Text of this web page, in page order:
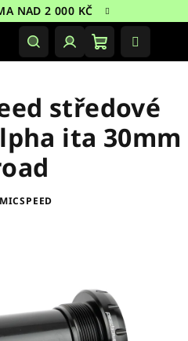
NAD 2 000 KČ
HledatPřihlášeníNákupní
středové
ita 30mm